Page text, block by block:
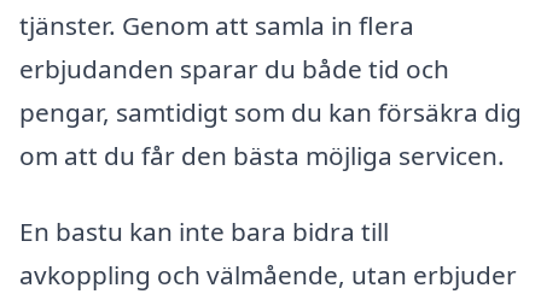
tjänster. Genom att samla in flera
erbjudanden sparar du både tid och
pengar, samtidigt som du kan försäkra dig
om att du får den bästa möjliga servicen.
En bastu kan inte bara bidra till
avkoppling och välmående, utan erbjuder